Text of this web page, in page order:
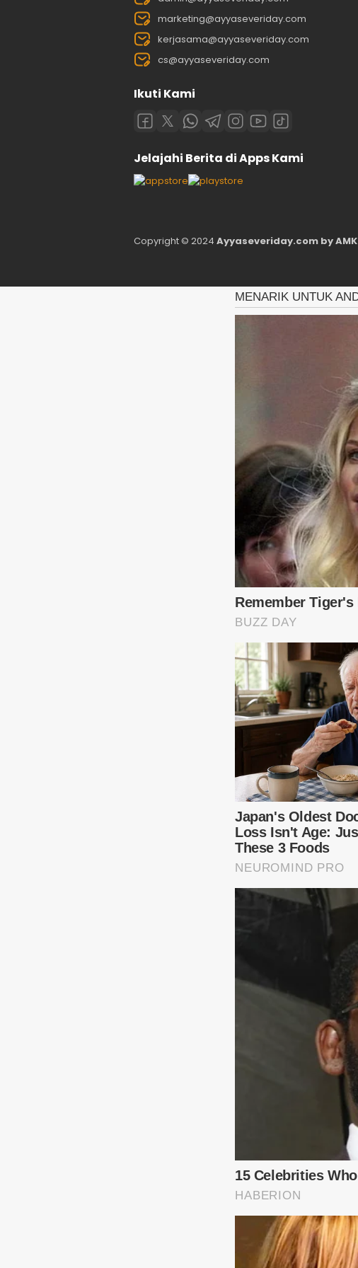
marketing@ayyaseveriday.com
kerjasama@ayyaseveriday.com
cs@ayyaseveriday.com
Ikuti Kami
Jelajahi Berita di Apps Kami
Copyright © 2024 Ayyaseveriday.com by AMK